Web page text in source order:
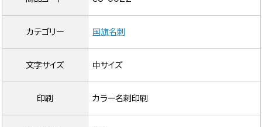
カテゴリー 国旗名刺
文字サイズ 中サイズ
印刷 カラー名刺印刷